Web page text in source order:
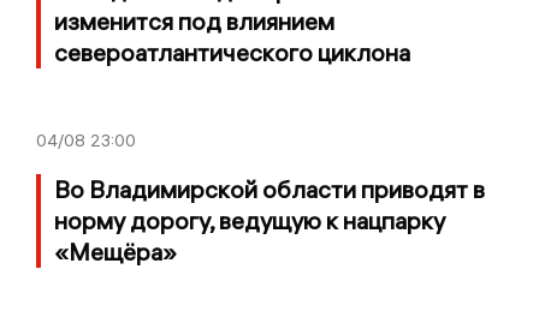
изменится под влиянием
североатлантического циклона
04/08 23:00
Во Владимирской области приводят в
норму дорогу, ведущую к нацпарку
«Мещёра»